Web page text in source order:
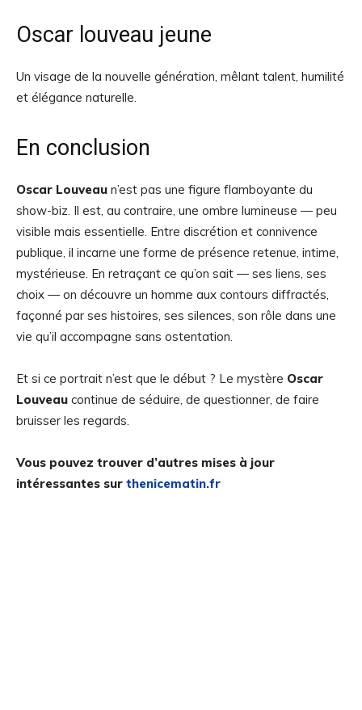
Oscar louveau jeune
Un visage de la nouvelle génération, mêlant talent, humilité
et élégance naturelle.
En conclusion
Oscar Louveau n’est pas une figure flamboyante du
show-biz. Il est, au contraire, une ombre lumineuse — peu
visible mais essentielle. Entre discrétion et connivence
publique, il incarne une forme de présence retenue, intime,
mystérieuse. En retraçant ce qu’on sait — ses liens, ses
choix — on découvre un homme aux contours diffractés,
façonné par ses histoires, ses silences, son rôle dans une
vie qu’il accompagne sans ostentation.
Et si ce portrait n’est que le début ? Le mystère Oscar
Louveau continue de séduire, de questionner, de faire
bruisser les regards.
Vous pouvez trouver d’autres mises à jour
intéressantes sur thenicematin.fr